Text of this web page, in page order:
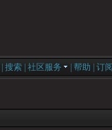
搜索 社区服务 帮助 订